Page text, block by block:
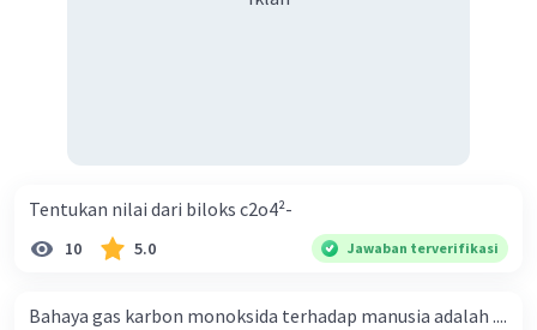
Tentukan nilai dari biloks c2o4²-
10 5.0 Jawaban terverifikasi
Bahaya gas karbon monoksida terhadap manusia adalah ....